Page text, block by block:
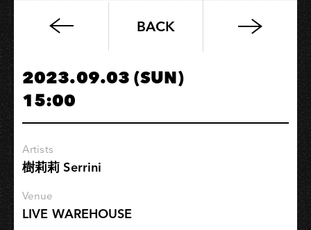
高
系：
演
唱
會
開
音
BACK
2023.09.03 (SUN)
15:00
Artists
樹莉莉 Serrini
Venue
LIVE WAREHOUSE